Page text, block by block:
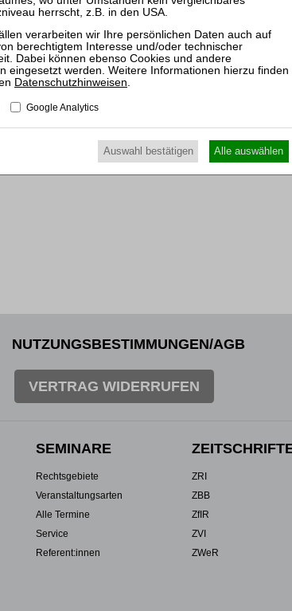
NUTZUNGSBESTIMMUNGEN/AGB
VERTRAG WIDERRUFEN
SEMINARE
Rechtsgebiete
Veranstaltungsarten
Alle Termine
Service
Referent:innen
ZRI
ZBB
ZfIR
ZVI
ZWeR
Datenschutzhinweisen.
Google Analytics
Auswahl bestätigen Alle auswählen